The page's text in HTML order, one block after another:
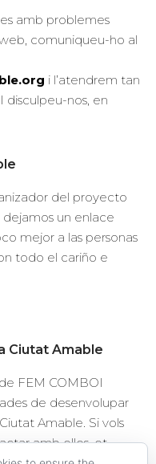
amb problemes
comuniqueu-ho al
i l’atendrem tan
disculpeu-nos, en
del proyecto
un enlace
mejor a las personas
todo el cariño e
Ciutat Amable
de FEM COMBOI
de desenvolupar
Amable. Si vols
amb elles, et